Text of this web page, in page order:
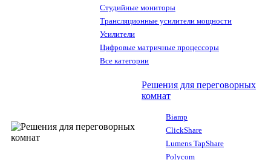
Студийные мониторы
Трансляционные усилители мощности
Усилители
Цифровые матричные процессоры
Все категории
Решения для переговорных
комнат
Biamp
ClickShare
Lumens TapShare
Polycom